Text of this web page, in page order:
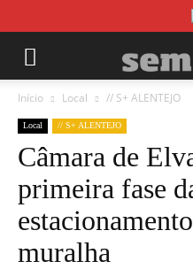
Início Local // S+ ALENTEJO
Local // S+ ALENTEJO
Câmara de
primeira fase
muralha